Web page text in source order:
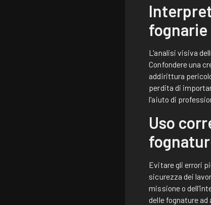
fognarie
L'analisi visiva
Confondere una
addirittura
perdita di
l'aiuto di
Uso
Evitare gli errori
sicurezza dei
missione o
delle fognature